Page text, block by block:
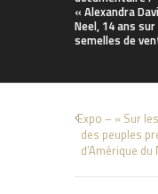
« Alexandra
Neel, 14 ans
semelles de
Expo – « Sur
des peuples
d’Amérique